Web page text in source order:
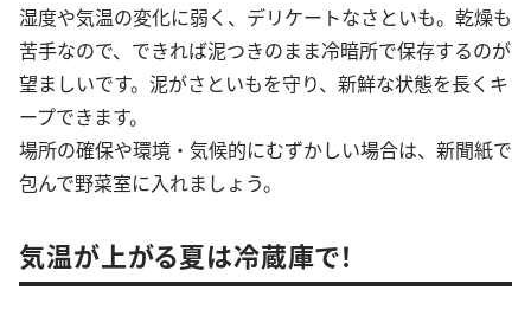
湿度や気温の変化に弱く、デリケートなさといも。乾燥も
苦手なので、できれば泥つきのまま冷暗所で保存するのが
望ましいです。泥がさといもを守り、新鮮な状態を長くキ
ープできます。
場所の確保や環境・気候的にむずかしい場合は、新聞紙で
包んで野菜室に入れましょう。
気温が上がる夏は冷蔵庫で！